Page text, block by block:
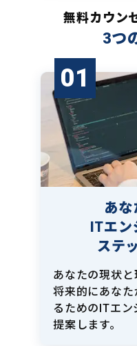
無料カウン
3つ
01
あな
ITエン
ステ
あなたの現状と
将来的にあな
るためのITエ
提案します。